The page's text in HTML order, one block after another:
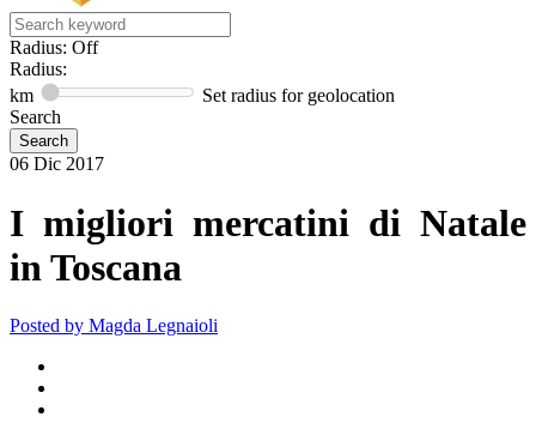
Radius: Off
Radius:
km
Set radius for geolocation
Search
06 Dic 2017
I migliori mercatini di Natale
in Toscana
Posted by Magda Legnaioli